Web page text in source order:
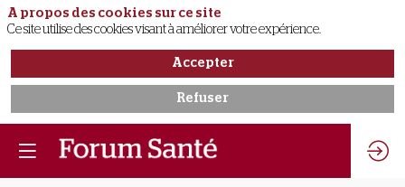
A propos des cookies sur ce site
Ce site utilise des cookies visant à améliorer votre expérience.
Accepter
Refuser